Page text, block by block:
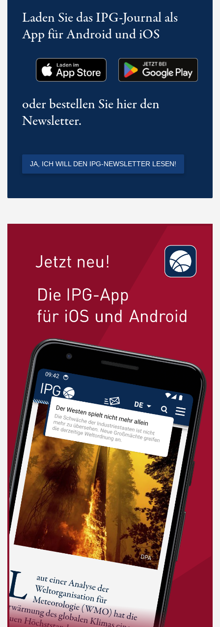
Laden Sie das IPG-Journal als
App für Android und iOS
oder bestellen Sie hier den
Newsletter.
JA, ICH WILL DEN IPG-NEWSLETTER LESEN!